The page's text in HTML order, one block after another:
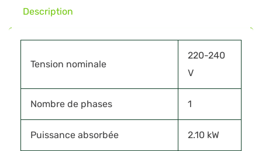
Description
Tension nominale
220-240
V
Nombre de phases 1
Puissance absorbée 2.10 kW